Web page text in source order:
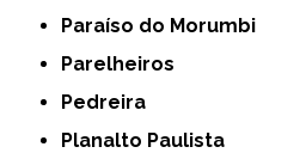
Paraíso do Morumbi
Parelheiros
Pedreira
Planalto Paulista